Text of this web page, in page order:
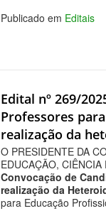
Publicado em Editais
Edital nº 269/
Professores
realização da
O PRESIDENTE DA
EDUCAÇÃO,
Convocação de C
realização da
para Educação